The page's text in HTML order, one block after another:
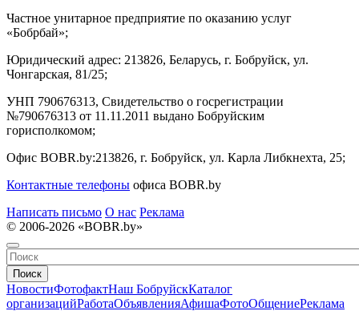
Частное унитарное предприятие по оказанию услуг
«Бобрбай»;
Юридический адрес: 213826, Беларусь, г. Бобруйск, ул.
Чонгарская, 81/25;
УНП 790676313, Свидетельство о госрегистрации
№790676313 от 11.11.2011 выдано Бобруйским
горисполкомом;
Офис BOBR.by:213826, г. Бобруйск, ул. Карла Либкнехта, 25;
Контактные телефоны офиса BOBR.by
Написать письмо О нас Реклама
© 2006-2026 «BOBR.by»
Поиск
НовостиФотофактНаш БобруйскКаталог
организацийРаботаОбъявленияАфишаФотоОбщениеРеклама